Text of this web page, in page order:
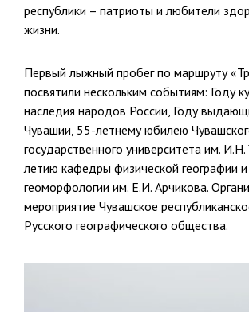
республики – патриоты и любители
жизни.
Первый лыжный пробег по маршруту
посвятили нескольким событиям: Году
наследия народов России, Году
Чувашии, 55-летнему юбилею
государственного университета им.
летию кафедры физической географии и
геоморфологии им. Е.И. Арчикова.
мероприятие Чувашское
Русского географического общества.